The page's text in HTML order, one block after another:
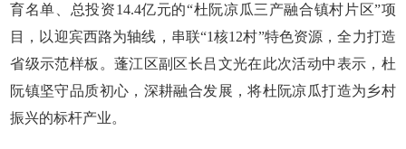
育名单、总投资14.4亿元的“杜阮凉瓜三产融合镇村片区”项
目，以迎宾西路为轴线，串联“1核12村”特色资源，全力打造
省级示范样板。蓬江区副区长吕文光在此次活动中表示，杜
阮镇坚守品质初心，深耕融合发展，将杜阮凉瓜打造为乡村
振兴的标杆产业。